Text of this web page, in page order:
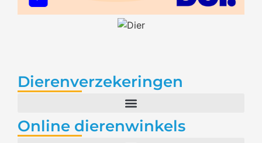
Dierenverzekeringen
Online dierenwinkels